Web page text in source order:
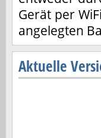
Gerät per
angelegten
Aktuelle